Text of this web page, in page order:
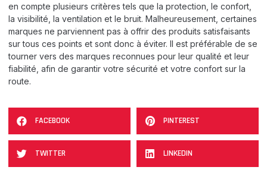
en compte plusieurs critères tels que la protection, le confort,
la visibilité, la ventilation et le bruit. Malheureusement, certaines
marques ne parviennent pas à offrir des produits satisfaisants
sur tous ces points et sont donc à éviter. Il est préférable de se
tourner vers des marques reconnues pour leur qualité et leur
fiabilité, afin de garantir votre sécurité et votre confort sur la
route.
FACEBOOK PINTEREST
TWITTER LINKEDIN